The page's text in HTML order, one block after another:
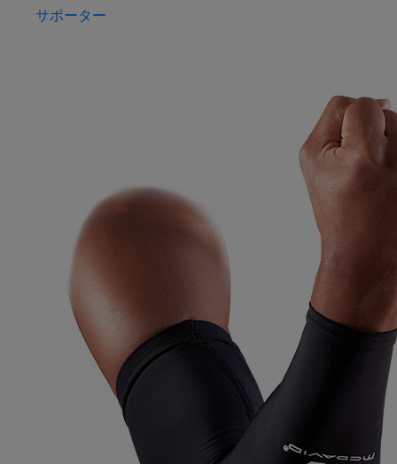
サポーター